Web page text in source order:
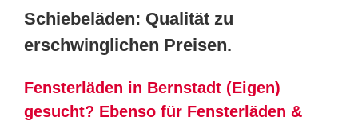
Schiebeläden: Qualität zu
erschwinglichen Preisen.
Fensterläden in Bernstadt (Eigen)
gesucht? Ebenso für Fensterläden &